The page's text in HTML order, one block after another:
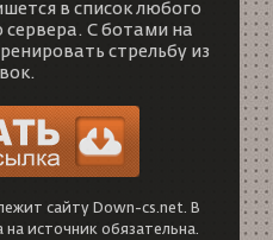
в список любого
сервера. С ботами на
стрельбу из
сайту Down-cs.net. В
на источник обязательна.